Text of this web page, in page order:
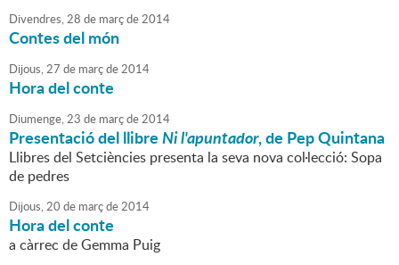
Divendres,28 de marçde2014
Contes del món
Dijous,27 de marçde2014
Hora del conte
Diumenge,23 de marçde2014
Presentació del llibreNi l'apuntador, de Pep Quintana
Llibres del Setciències presenta la seva nova col·lecció: Sopa
de pedres
Dijous,20 de marçde2014
Hora del conte
a càrrec de Gemma Puig